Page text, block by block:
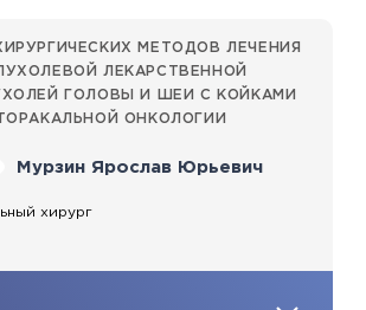
МЕТОДОВ ЛЕЧЕНИЯ
ЛЕКАРСТВЕННОЙ
ГОЛОВЫ И ШЕИ С КОЙКАМИ
ОНКОЛОГИИ
Мурзин Ярослав Юрьевич
хирург